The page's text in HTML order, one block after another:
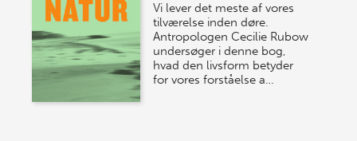
Vi lever det meste af vores
tilværelse inden døre.
Antropologen Cecilie Rubow
undersøger i denne bog,
hvad den livsform betyder
for vores forståelse a…